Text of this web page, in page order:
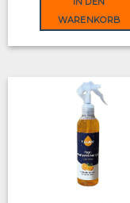
39,90 €.
WARENKORB